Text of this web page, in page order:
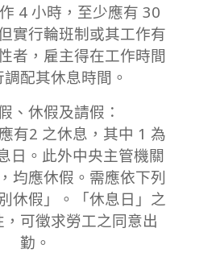
4 小時，至少應有 30
實行輪班制或其工作有
者，雇主得在工作時間
配其休息時間。
、休假及請假：
有2 之休息，其中 1 為
日。此外中央主管機關
均應休假。需應依下列
休假」。「休息日」之
可徵求勞工之同意出
勤。